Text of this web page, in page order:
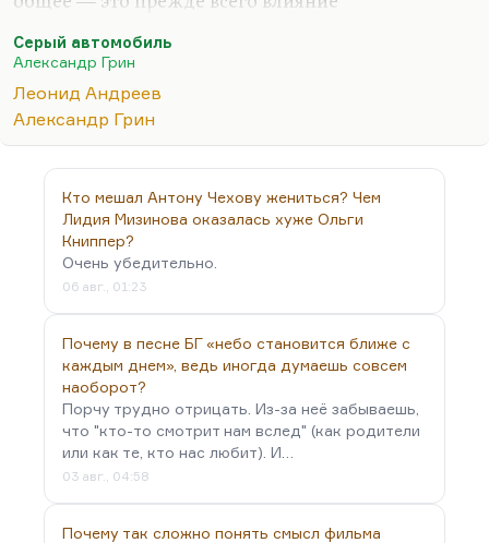
Гамсуна и в огромной степени Стриндберга
(наверное, в наибольшей), отчасти Ибсена,
наверное. Это, конечно, влияние немцев, таких
как Гауптман. Что касается «Серого автомобиля»,
думаю, что здесь есть определённое влияние
скорее кинематографа, каких-то киноштампов.
Можно, конечно, сказать, что такие рассказы
Андреева, например, как «Он», влияли на Грина.
Серый автомобиль
Александр Грин
Леонид Андреев
Александр Грин
Кто мешал Антону Чехову жениться? Чем
Лидия Мизинова оказалась хуже Ольги
Книппер?
Очень убедительно.
06 авг., 01:23
Почему в песне БГ «небо становится ближе с
каждым днем», ведь иногда думаешь совсем
наоборот?
Порчу трудно отрицать. Из-за неё забываешь,
что "кто-то смотрит нам вслед" (как родители
или как те, кто нас любит). И…
03 авг., 04:58
Почему так сложно понять смысл фильма